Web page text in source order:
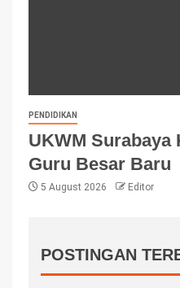
PENDIDIKAN
UKWM Surabaya
Guru Besar Baru
5 August 2026 Editor
POSTINGAN